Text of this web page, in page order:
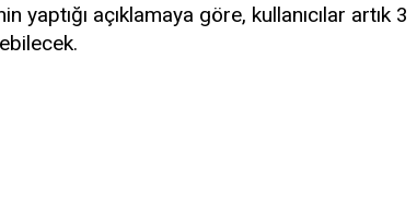
açıklamaya göre, kullanıcılar artık 3